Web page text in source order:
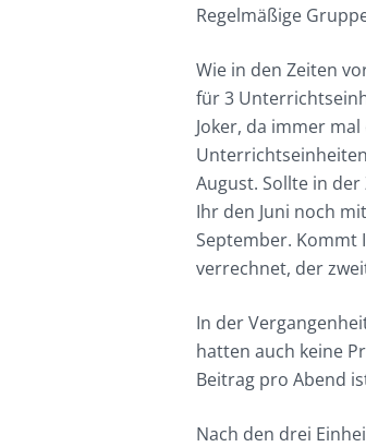
Regelmäßige
Wie in den Zeiten
für 3
Joker, da immer
August. Sollte in
Ihr den Juni noch
September. Kommt
verrechnet, der
In der
hatten auch keine
Beitrag pro Abend
Nach den drei